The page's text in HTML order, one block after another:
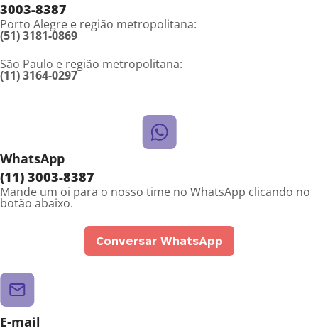
3003-8387
Porto Alegre e região metropolitana:
(51) 3181-0869
São Paulo e região metropolitana:
(11) 3164-0297
WhatsApp
(11) 3003-8387
Mande um oi para o nosso time no WhatsApp clicando no
botão abaixo.
Conversar WhatsApp
E-mail